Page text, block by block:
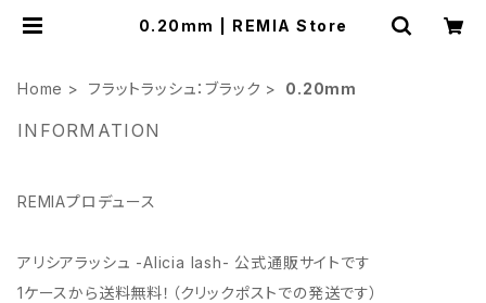
0.20mm | REMIA Store
Home フラットラッシュ：ブラック 0.20mm
INFORMATION
REMIAプロデュース
アリシアラッシュ -Alicia lash- 公式通販サイトです
1ケースから送料無料！（クリックポストでの発送です）